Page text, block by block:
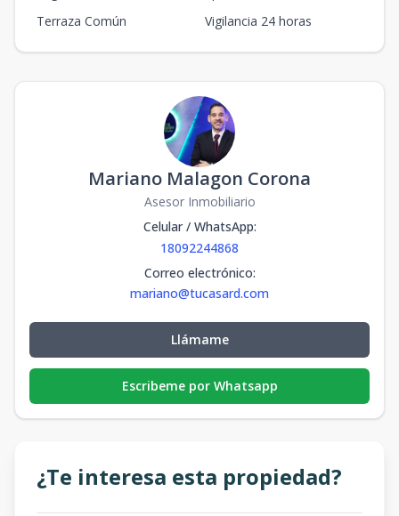
Terraza Común
Vigilancia 24 horas
Mariano Malagon Corona
Asesor Inmobiliario
Celular / WhatsApp:
18092244868
Correo electrónico:
mariano@tucasard.com
Llámame
Escribeme por Whatsapp
¿Te interesa esta propiedad?